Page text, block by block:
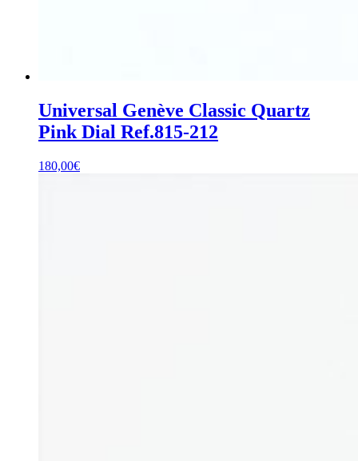
Universal Genève Classic Quartz
Pink Dial Ref.815-212
180,00€